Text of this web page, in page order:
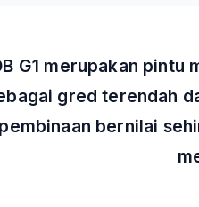
G1 merupakan
gred terendah
bernilai